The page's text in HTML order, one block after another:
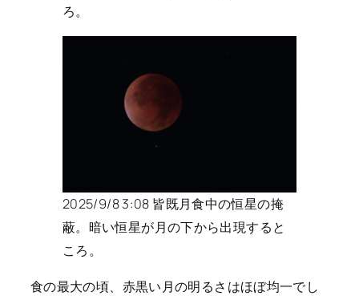
ろ。
2025/9/8 3:08 皆既月食中の恒星の掩
蔽。暗い恒星が月の下から出現すると
ころ。
食の最大の頃、赤黒い月の明るさはほぼ均一でし